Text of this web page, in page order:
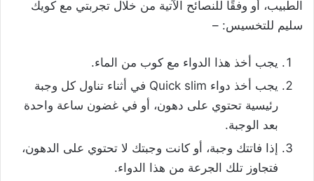
الطبيب، أو وفقًا للنصائح الآتية من خلال تجربتي مع كويك
سليم للتخسيس: –
يجب أخذ هذا الدواء مع كوب من الماء.
يجب أخذ دواء Quick slim في أثناء تناول كل وجبة
رئيسية تحتوي على دهون، أو في غضون ساعة واحدة
بعد الوجبة.
إذا فاتتك وجبة، أو كانت وجبتك لا تحتوي على الدهون،
فتجاوز تلك الجرعة من هذا الدواء.